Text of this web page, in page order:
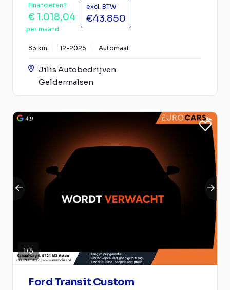
Financieren?
€ 1.018,04
per maand
excl. BTW
€43.850
83 km 12-2025 Automaat
Jilis Autobedrijven
Geldermalsen
1/3
Ford Transit Custom